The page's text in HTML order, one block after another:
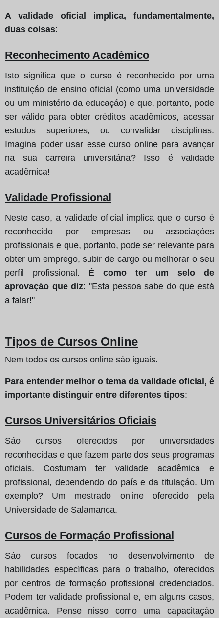
A validade oficial implica, fundamentalmente,
duas coisas:
Reconhecimento Acadêmico
Isto significa que o curso é reconhecido por uma
instituiçáo de ensino oficial (como uma universidade
ou um ministério da educaçáo) e que, portanto, pode
ser válido para obter créditos acadêmicos, acessar
estudos superiores, ou convalidar disciplinas.
Imagina poder usar esse curso online para avançar
na sua carreira universitária? Isso é validade
acadêmica!
Validade Profissional
Neste caso, a validade oficial implica que o curso é
reconhecido por empresas ou associaçóes
profissionais e que, portanto, pode ser relevante para
obter um emprego, subir de cargo ou melhorar o seu
perfil profissional. É como ter um selo de
aprovaçáo que diz: ''Esta pessoa sabe do que está
a falar!''
Tipos de Cursos Online
Nem todos os cursos online sáo iguais.
Para entender melhor o tema da validade oficial, é
importante distinguir entre diferentes tipos:
Cursos Universitários Oficiais
Sáo cursos oferecidos por universidades
reconhecidas e que fazem parte dos seus programas
oficiais. Costumam ter validade acadêmica e
profissional, dependendo do país e da titulaçáo. Um
exemplo? Um mestrado online oferecido pela
Universidade de Salamanca.
Cursos de Formaçáo Profissional
Sáo cursos focados no desenvolvimento de
habilidades específicas para o trabalho, oferecidos
por centros de formaçáo profissional credenciados.
Podem ter validade profissional e, em alguns casos,
acadêmica. Pense nisso como uma capacitaçáo